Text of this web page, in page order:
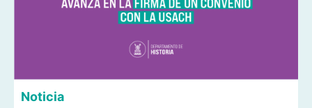
Noticia